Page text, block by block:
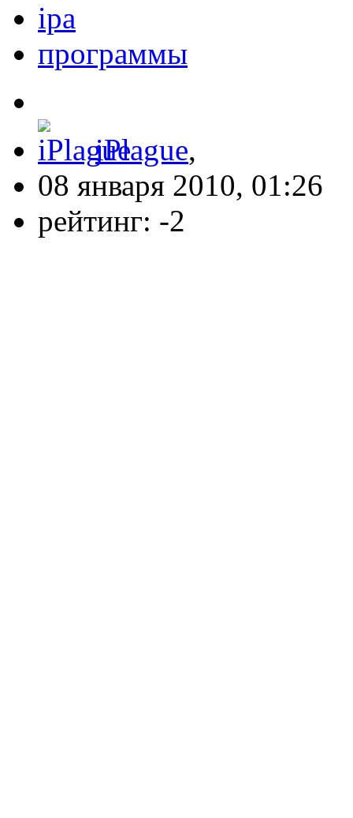
ipa
программы
iPlague,
08 января 2010, 01:26
рейтинг: -2